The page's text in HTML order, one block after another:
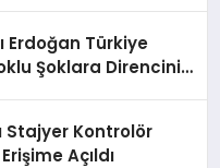
Erdoğan Türkiye
Şoklara Direncini
Stajyer Kontrolör
Açıldı